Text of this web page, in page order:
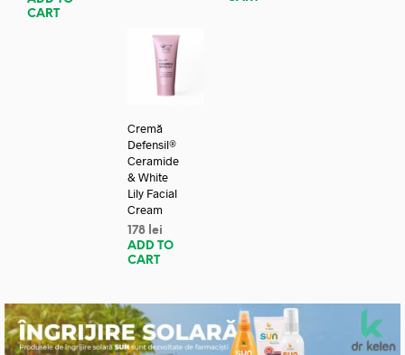
CART
Cremă
Defensil®
Ceramide
& White
Lily Facial
Cream
178 lei
ADD TO
CART